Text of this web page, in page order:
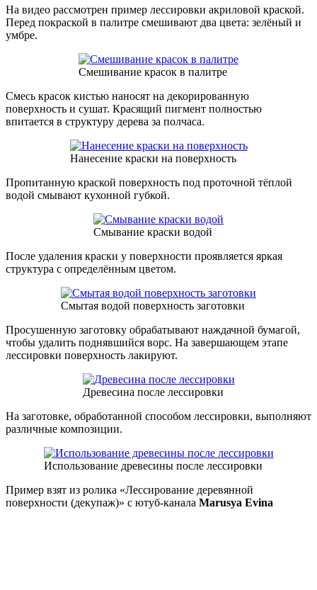
На видео рассмотрен пример лессировки акриловой краской.
Перед покраской в палитре смешивают два цвета: зелёный и
умбре.
Смешивание красок в палитре
Смесь красок кистью наносят на декорированную
поверхность и сушат. Красящий пигмент полностью
впитается в структуру дерева за полчаса.
Нанесение краски на поверхность
Пропитанную краской поверхность под проточной тёплой
водой смывают кухонной губкой.
Смывание краски водой
После удаления краски у поверхности проявляется яркая
структура с определённым цветом.
Смытая водой поверхность заготовки
Просушенную заготовку обрабатывают наждачной бумагой,
чтобы удалить поднявшийся ворс. На завершающем этапе
лессировки поверхность лакируют.
Древесина после лессировки
На заготовке, обработанной способом лессировки, выполняют
различные композиции.
Использование древесины после лессировки
Пример взят из ролика «Лессирование деревянной
поверхности (декупаж)» с ютуб-канала Marusya Evina